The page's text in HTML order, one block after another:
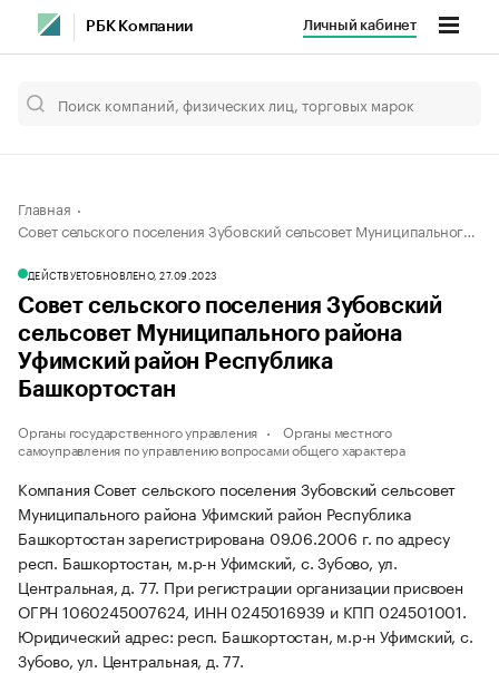
РБК Компании Личный кабинет
Главная
Совет сельского поселения Зубовский сельсовет Муниципального района Уфимский район Республика Башкортостан
ДЕЙСТВУЕТОБНОВЛЕНО, 27.09.2023
Совет сельского поселения Зубовский
сельсовет Муниципального района
Уфимский район Республика
Башкортостан
Органы государственного управления
Органы местного
самоуправления по управлению вопросами общего характера
Компания Совет сельского поселения Зубовский сельсовет
Муниципального района Уфимский район Республика
Башкортостан зарегистрирована 09.06.2006 г. по адресу
респ. Башкортостан, м.р-н Уфимский, с. Зубово, ул.
Центральная, д. 77. При регистрации организации присвоен
ОГРН 1060245007624, ИНН 0245016939 и КПП 024501001.
Юридический адрес: респ. Башкортостан, м.р-н Уфимский, с.
Зубово, ул. Центральная, д. 77.